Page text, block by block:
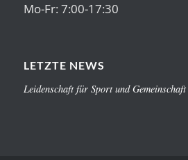
Mo-Fr: 7:00-17:30
LETZTE NEWS
Leidenschaft für Sport und Gemeinschaft